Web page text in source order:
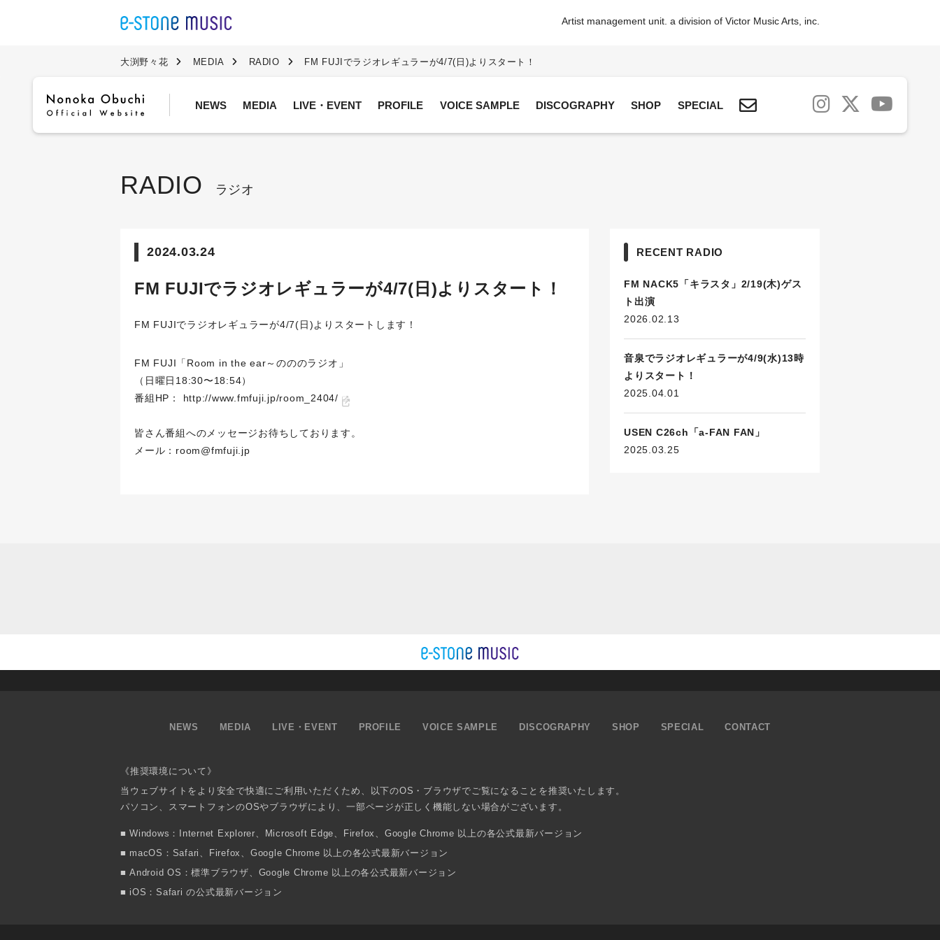
NEWS MEDIA LIVE・EVENT PROFILE VOICE SAMPLE DISCOGRAPHY SHOP SPECIAL
Artist management unit. a division of Victor Music Arts, inc.
大渕野々花 MEDIA RADIO FM FUJIでラジオレギュラーが4/7(日)よりスタート！
RADIO ラジオ
2024.03.24
FM FUJIでラジオレギュラーが4/7(日)よりスタート！
FM FUJIでラジオレギュラーが4/7(日)よりスタートします！
FM FUJI「Room in the ear～のののラジオ」
（日曜日18:30〜18:54）
番組HP： http://www.fmfuji.jp/room_2404/
皆さん番組へのメッセージお待ちしております。
メール：room@fmfuji.jp
RECENT RADIO
FM NACK5「キラスタ」2/19(木)ゲス
ト出演
2026.02.13
音泉でラジオレギュラーが4/9(水)13時
よりスタート！
2025.04.01
USEN C26ch「a-FAN FAN」
2025.03.25
NEWS MEDIA LIVE・EVENT PROFILE VOICE SAMPLE DISCOGRAPHY SHOP SPECIAL CONTACT
《推奨環境について》
当ウェブサイトをより安全で快適にご利用いただくため、以下のOS・ブラウザでご覧になることを推奨いたします。
パソコン、スマートフォンのOSやブラウザにより、一部ページが正しく機能しない場合がございます。
Windows：Internet Explorer、Microsoft Edge、Firefox、Google Chrome 以上の各公式最新バージョン
macOS：Safari、Firefox、Google Chrome 以上の各公式最新バージョン
Android OS：標準ブラウザ、Google Chrome 以上の各公式最新バージョン
iOS：Safari の公式最新バージョン